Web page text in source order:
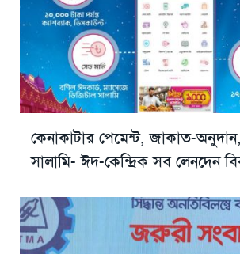
কেনাকাটার পেমেন্ট, জাকাত-অনুদান,
সালামি- ঈদ-কেন্দ্রিক সব লেনদেন